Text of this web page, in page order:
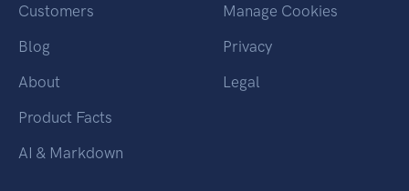
Customers
Blog
About
Product Facts
AI & Markdown
Manage Cookies
Privacy
Legal